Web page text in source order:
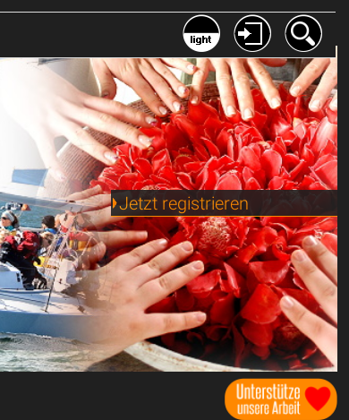
Jetzt registrieren